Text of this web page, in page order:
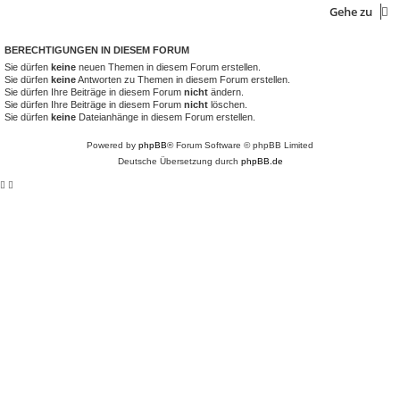
Gehe zu
BERECHTIGUNGEN IN DIESEM FORUM
Sie dürfen keine neuen Themen in diesem Forum erstellen.
Sie dürfen keineAntworten zu Themen in diesem Forum erstellen.
Sie dürfen Ihre Beiträge in diesem Forum nicht ändern.
Sie dürfen Ihre Beiträge in diesem Forum nicht löschen.
Sie dürfen keine Dateianhänge in diesem Forum erstellen.
Powered by phpBB® Forum Software © phpBB Limited
Deutsche Übersetzung durch phpBB.de